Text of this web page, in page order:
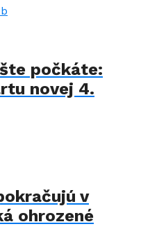
počkáte:
novej 4.
v
ohrozené